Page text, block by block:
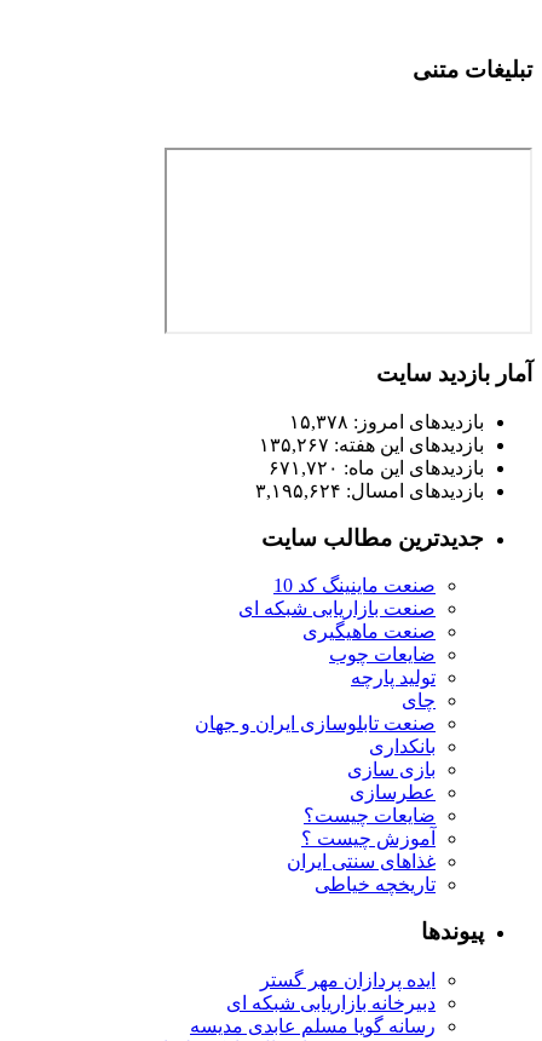
تبلیغات متنی
آمار بازدید سایت
بازدیدهای امروز: ۱۵,۳۷۸
بازدیدهای این هفته: ۱۳۵,۲۶۷
بازدیدهای این ماه: ۶۷۱,۷۲۰
بازدیدهای امسال: ۳,۱۹۵,۶۲۴
جدیدترین مطالب سایت
صنعت ماینینگ کد 10
صنعت بازاریابی شبکه ای
صنعت ماهیگیری
ضایعات چوب
تولید پارچه
چای
صنعت تابلوسازی ایران و جهان
بانکداری
بازی سازی
عطرسازی
ضایعات چیست؟
آموزش چیست ؟
غذاهای سنتی ایران
تاریخچه خیاطی
پیوندها
ایده پردازان مهر گستر
دبیرخانه بازاریابی شبکه ای
رسانه گویا مسلم عابدی مدیسه